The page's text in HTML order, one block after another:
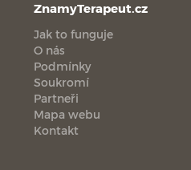
ZnamyTerapeut.cz
Jak to funguje
O nás
Podmínky
Soukromí
Partneři
Mapa webu
Kontakt